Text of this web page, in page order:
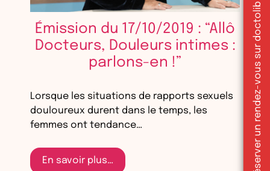
Émission du 17/10/2019 : “Allô
Docteurs, Douleurs intimes :
parlons-en !”
Lorsque les situations de rapports sexuels
douloureux durent dans le temps, les
femmes ont tendance…
En savoir plus… Réserver un rendez-vous sur doctolib